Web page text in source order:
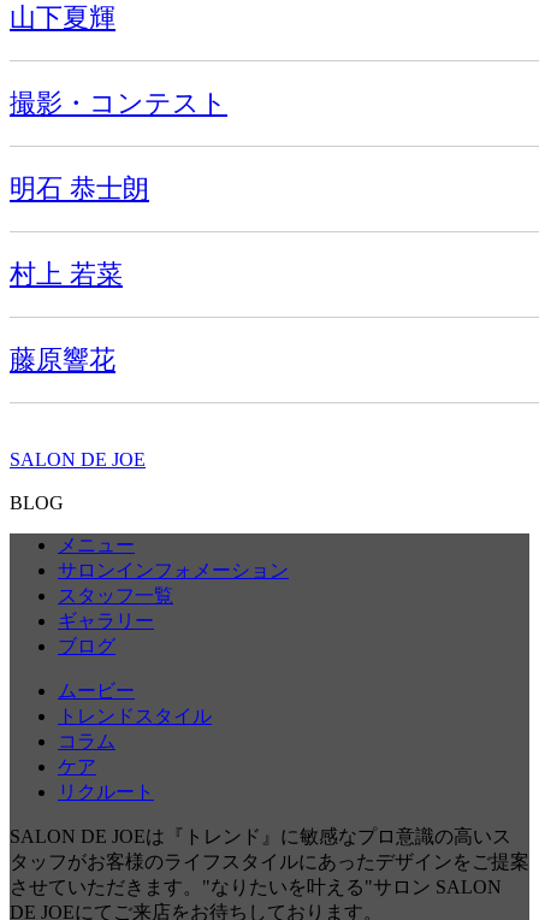
山下夏輝
撮影・コンテスト
明石 恭士朗
村上 若菜
藤原響花
SALON DE JOE
BLOG
メニュー
サロンインフォメーション
スタッフ一覧
ギャラリー
ブログ
ムービー
トレンドスタイル
コラム
ケア
リクルート
SALON DE JOEは『トレンド』に敏感なプロ意識の高いス
タッフがお客様のライフスタイルにあったデザインをご提案
させていただきます。"なりたいを叶える"サロン SALON
DE JOEにてご来店をお待ちしております。